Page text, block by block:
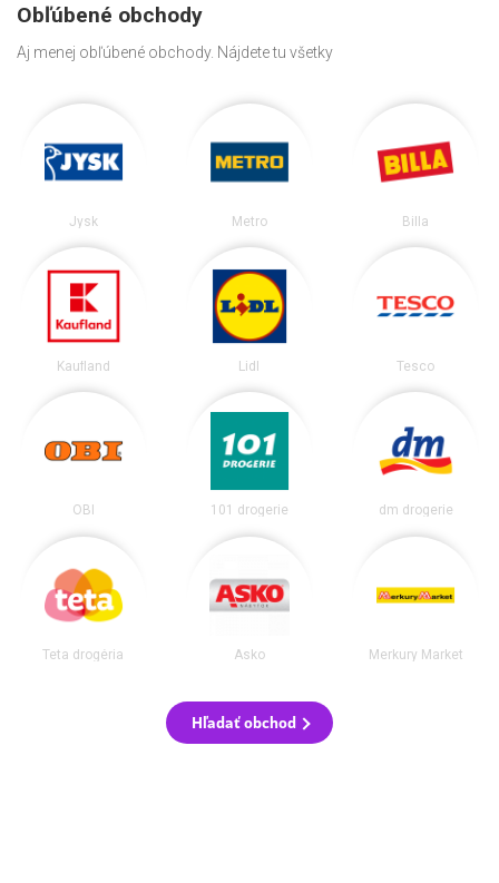
Obľúbené obchody
Aj menej obľúbené obchody. Nájdete tu všetky
Jysk Metro Billa
Kaufland Lidl Tesco
OBI 101 drogerie dm drogerie
Teta drogéria Asko Merkury Market
Hľadať obchod